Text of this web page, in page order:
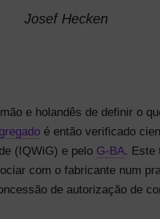
Josef Hecken
e holandês de definir o
é então verificado
(IQWiG) e pelo G-BA. Este
com o fabricante num
de autorização de